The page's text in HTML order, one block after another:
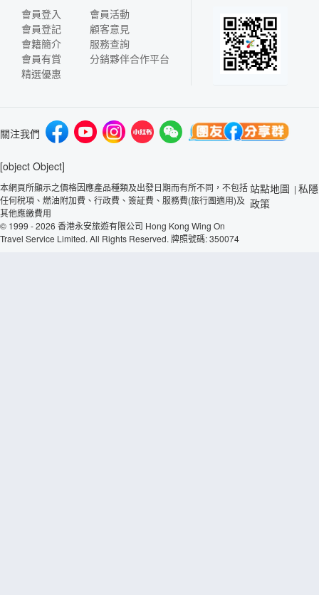
會員登入
會員登記
會籍簡介
會員有賞
精選優惠
會員活動
顧客意見
服務查詢
分銷夥伴合作平台
關注我們
[object Object]
本網頁所顯示之價格因應產品種類及出發日期而有所不同，不包括
任何稅項、燃油附加費、行政費、簽証費、服務費(旅行團適用)及
其他應繳費用
© 1999 - 2026 香港永安旅遊有限公司 Hong Kong Wing On
Travel Service Limited. All Rights Reserved. 牌照號碼: 350074
站點地圖 | 私隱
政策